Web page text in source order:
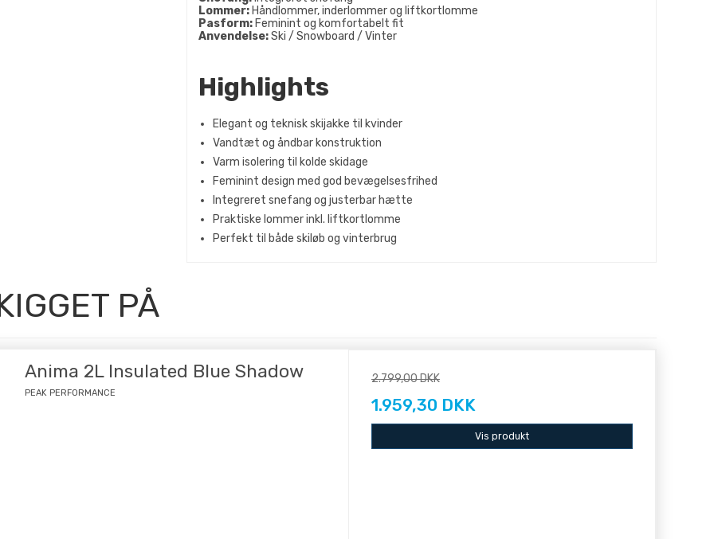
Lommer: Håndlommer, inderlommer og liftkortlomme
Pasform: Feminint og komfortabelt fit
Anvendelse:Ski / Snowboard / Vinter
Highlights
Elegant og teknisk skijakke til kvinder
Vandtæt og åndbar konstruktion
Varm isolering til kolde skidage
Feminint design med god bevægelsesfrihed
Integreret snefang og justerbar hætte
Praktiske lommer inkl. liftkortlomme
Perfekt til både skiløb og vinterbrug
PÅ
Anima 2L Insulated Blue Shadow
PEAK PERFORMANCE
2.799,00 DKK
1.959,30 DKK
Vis produkt